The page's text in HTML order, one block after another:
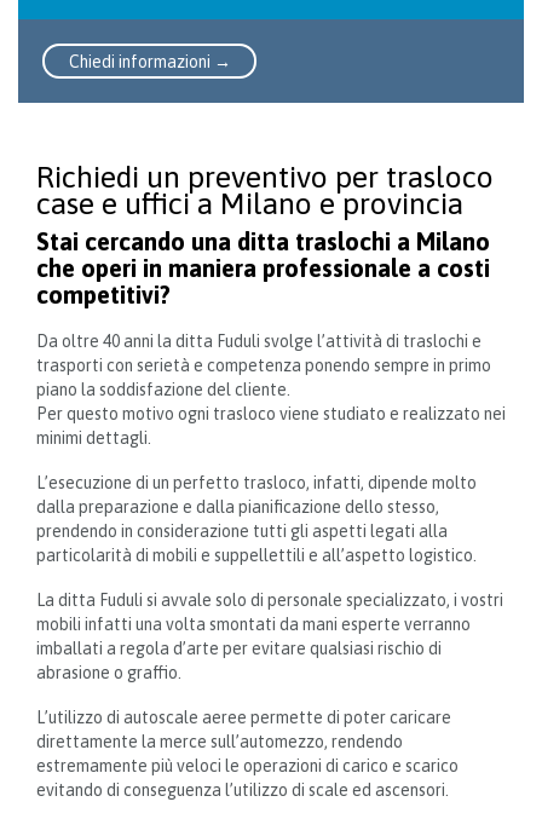
Chiedi informazioni →
Richiedi un preventivo per trasloco
case e uffici a Milano e provincia
Stai cercando una ditta traslochi a Milano
che operi in maniera professionale a costi
competitivi?
Da oltre 40 anni la ditta Fuduli svolge l’attività di traslochi e
trasporti con serietà e competenza ponendo sempre in primo
piano la soddisfazione del cliente.
Per questo motivo ogni trasloco viene studiato e realizzato nei
minimi dettagli.
L’esecuzione di un perfetto trasloco, infatti, dipende molto
dalla preparazione e dalla pianificazione dello stesso,
prendendo in considerazione tutti gli aspetti legati alla
particolarità di mobili e suppellettili e all’aspetto logistico.
La ditta Fuduli si avvale solo di personale specializzato, i vostri
mobili infatti una volta smontati da mani esperte verranno
imballati a regola d’arte per evitare qualsiasi rischio di
abrasione o graffio.
L’utilizzo di autoscale aeree permette di poter caricare
direttamente la merce sull’automezzo, rendendo
estremamente più veloci le operazioni di carico e scarico
evitando di conseguenza l’utilizzo di scale ed ascensori.